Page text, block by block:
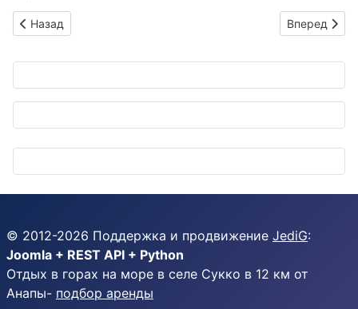
Предыдущий: Японские гайки штурмуют Индию: Aoyama
Назад Следующий:
Вперед
© 2012-2026 Поддержка и продвижение JediG:
Joomla + REST API + Python
Отдых в горах на море в селе Сукко в 12 км от
Анапы- подбор аренды